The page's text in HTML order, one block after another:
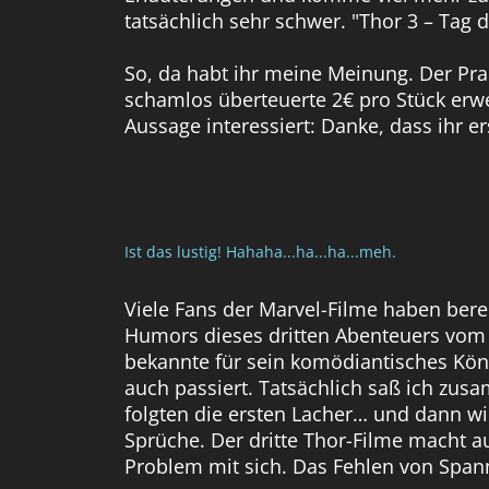
tatsächlich sehr schwer. "Thor 3 – Tag
So, da habt ihr meine Meinung. Der
schamlos überteuerte 2€ pro Stück
Aussage interessiert: Danke, dass ihr
Ist das lustig! Hahaha...ha...ha...meh.
Viele Fans der Marvel-Filme haben
Humors dieses dritten Abenteuers
bekannte für sein komödiantisches
auch passiert. Tatsächlich saß ich
folgten die ersten Lacher… und dann
Sprüche. Der dritte Thor-Filme macht
Problem mit sich. Das Fehlen von